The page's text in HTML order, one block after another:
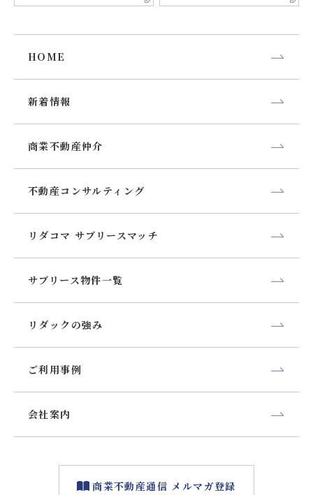
HOME
新着情報
商業不動産仲介
不動産コンサルティング
リダコマ サブリースマッチ
サブリース物件一覧
リダックの強み
ご利用事例
会社案内
商業不動産通信 メルマガ登録